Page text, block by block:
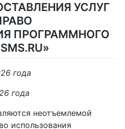
УСЛУГ
ПРОГРАММНОГО
года
года
неотъемлемой
использования